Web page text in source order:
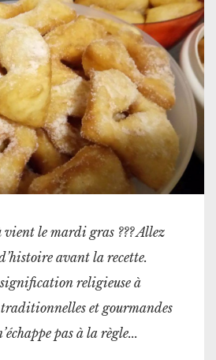
vient le mardi gras ??? Allez
avant la recette.
signification religieuse à
traditionnelles et gourmandes
pas à la règle...